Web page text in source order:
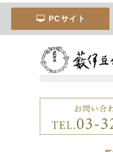
PCサイト